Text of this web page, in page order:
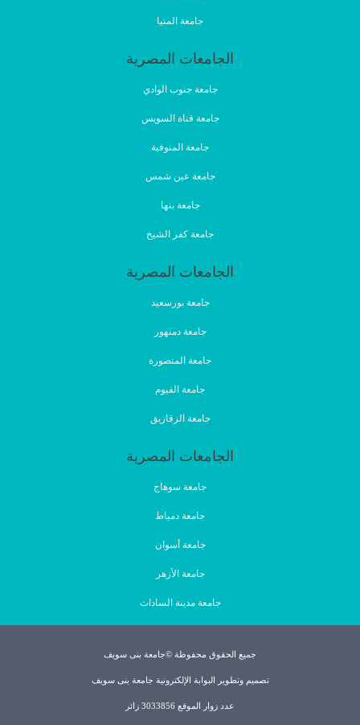
جامعة المنيا
الجامعات المصرية
جامعة جنوب الوادي
جامعة قناة السويس
جامعة المنوفية
جامعة عين شمس
جامعة بنها
جامعة كفر الشيخ
الجامعات المصرية
جامعة بورسعيد
جامعة دمنهور
جامعة المنصورة
جامعة الفيوم
جامعة الزقازيق
الجامعات المصرية
جامعة سوهاج
جامعة دمياط
جامعة أسوان
جامعة الأزهر
جامعة مدينة السادات
جميع الحقوق محفوظة ©جامعة بنى سويف
تصميم وتطوير البوابة الإلكترونية جامعة بنى سويف
عدد زوار الموقع 3033856 زائر